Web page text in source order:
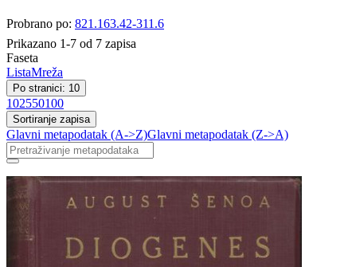
Probrano po: 821.163.42-311.6
Prikazano 1-7 od 7 zapisa
Faseta
ListaMreža
Po stranici: 10
102550100
Sortiranje zapisa
Glavni metapodatak (A->Z)Glavni metapodatak (Z->A)